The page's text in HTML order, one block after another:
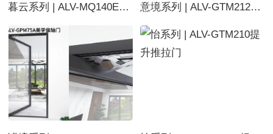
暮云系列 | ALV-MQ140E平推窗 意境系列 | ALV-GTM212推拉门